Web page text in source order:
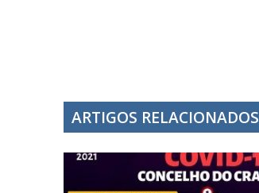
ARTIGOS RELACIONADOS